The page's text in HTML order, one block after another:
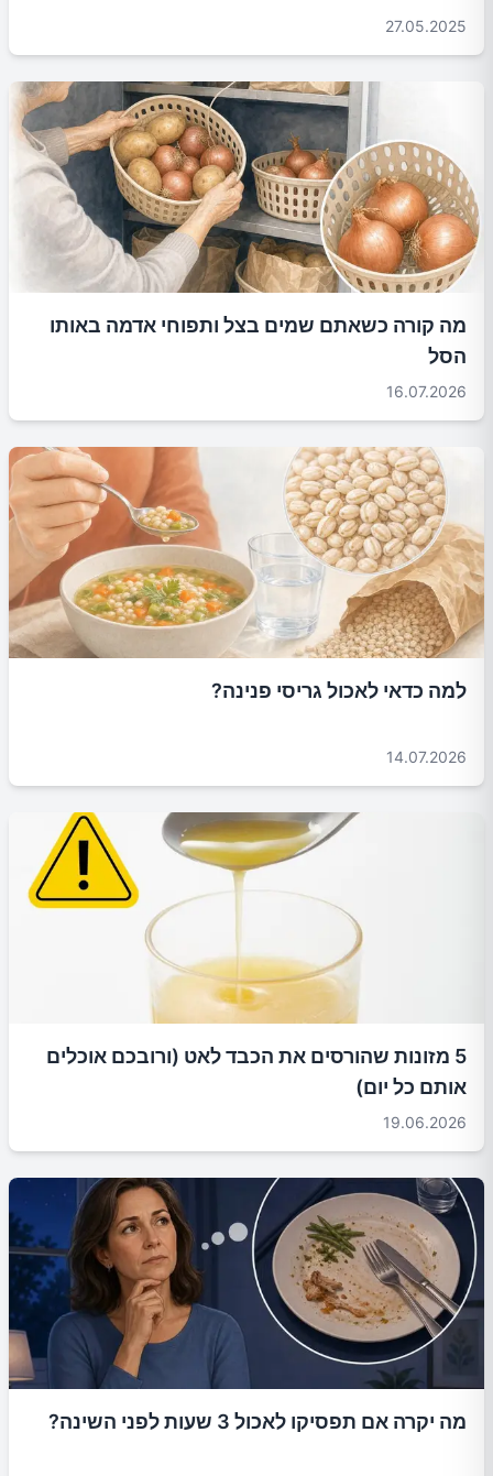
27.05.2025
מה קורה כשאתם שמים בצל ותפוחי אדמה באותו
הסל
16.07.2026
למה כדאי לאכול גריסי פנינה?
14.07.2026
5 מזונות שהורסים את הכבד לאט (ורובכם אוכלים
אותם כל יום)
19.06.2026
מה יקרה אם תפסיקו לאכול 3 שעות לפני השינה?